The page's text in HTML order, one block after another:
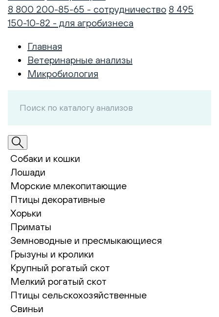
8 800 200-85-65 - сотрудничество 8 495
150-10-82 - для агробизнеса
Главная
Ветеринарные анализы
Микробиология
Собаки и кошки
Лошади
Морские млекопитающие
Птицы декоративные
Хорьки
Приматы
Земноводные и пресмыкающиеся
Грызуны и кролики
Крупный рогатый скот
Мелкий рогатый скот
Птицы сельскохозяйственные
Свиньи